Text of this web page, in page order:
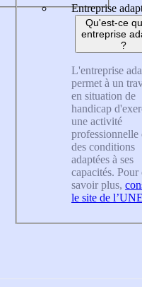
Entreprise
Qu'est-ce
entreprise
?
L'entreprise
permet à un
en situation de
handicap
une activité
professionnelle
des conditions
adaptées à ses
capacités. Pour
savoir plus,
le site de